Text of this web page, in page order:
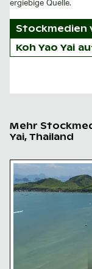
Stockmedien
Koh Yao Yai
Mehr
Yai, Thailand
Luftaufnahme